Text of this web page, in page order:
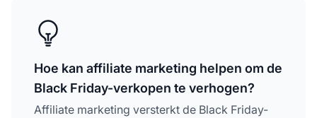
Hoe kan affiliate marketing helpen om de
Black Friday-verkopen te verhogen?
Affiliate marketing versterkt de Black Friday-